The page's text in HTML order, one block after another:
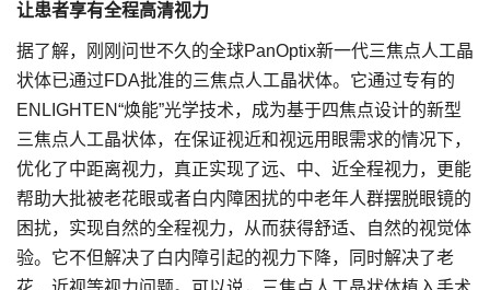
让患者享有全程高清视力
据了解，刚刚问世不久的全球PanOptix新一代三焦点人工晶
状体已通过FDA批准的三焦点人工晶状体。它通过专有的
ENLIGHTEN“焕能”光学技术，成为基于四焦点设计的新型
三焦点人工晶状体，在保证视近和视远用眼需求的情况下，
优化了中距离视力，真正实现了远、中、近全程视力，更能
帮助大批被老花眼或者白内障困扰的中老年人群摆脱眼镜的
困扰，实现自然的全程视力，从而获得舒适、自然的视觉体
验。它不但解决了白内障引起的视力下降，同时解决了老